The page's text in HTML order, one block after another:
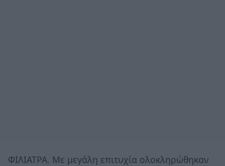
ΦΙΛΙΑΤΡΑ. Με μεγάλη επιτυχία ολοκληρώθηκαν